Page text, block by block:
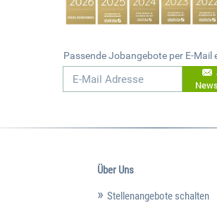
Passende Jobangebote per E-Mail
Über Uns
Stellenangebote schalten